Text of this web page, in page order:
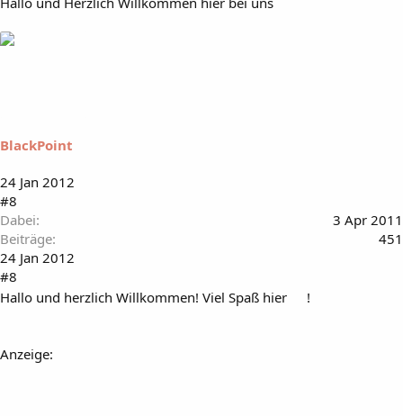
BlackPoint
24 Jan 2012
#8
Dabei
3 Apr 2011
Beiträge
451
24 Jan 2012
#8
Hallo und herzlich Willkommen! Viel Spaß hier
!
Anzeige: